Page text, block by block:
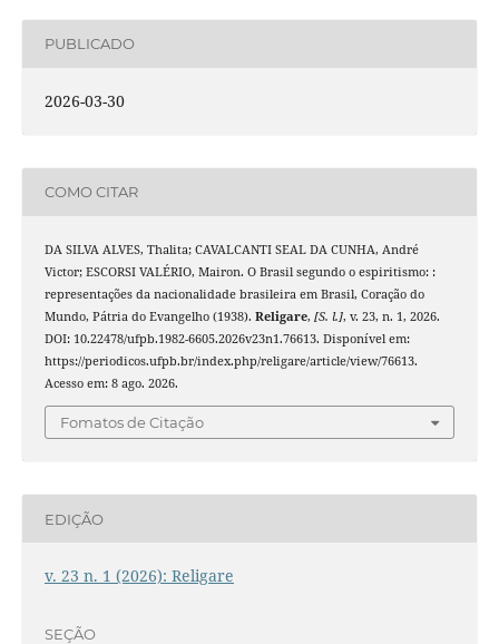
PUBLICADO
2026-03-30
COMO CITAR
DA SILVA ALVES, Thalita; CAVALCANTI SEAL DA CUNHA, André
Victor; ESCORSI VALÉRIO, Mairon. O Brasil segundo o espiritismo: :
representações da nacionalidade brasileira em Brasil, Coração do
Mundo, Pátria do Evangelho (1938). Religare, [S. l.], v. 23, n. 1, 2026.
DOI: 10.22478/ufpb.1982-6605.2026v23n1.76613. Disponível em:
https://periodicos.ufpb.br/index.php/religare/article/view/76613.
Acesso em: 8 ago. 2026.
Fomatos de Citação
EDIÇÃO
v. 23 n. 1 (2026): Religare
SEÇÃO